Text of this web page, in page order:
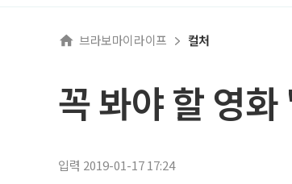
브라보마이라이프 컬처
꼭 봐야 할 영화
입력 2019-01-17 17:24